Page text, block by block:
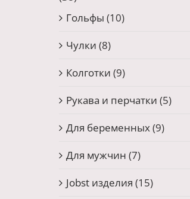
Гольфы (10)
Чулки (8)
Колготки (9)
Рукава и перчатки (5)
Для беременных(9)
Для мужчин (7)
Jobst изделия (15)